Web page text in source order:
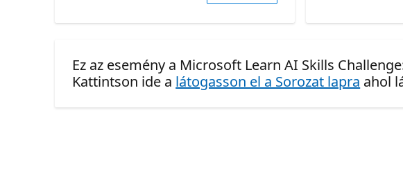
Ez az esemény a Microsoft Learn AI Skills
Kattintson ide a látogasson el a Sorozat lapra ahol